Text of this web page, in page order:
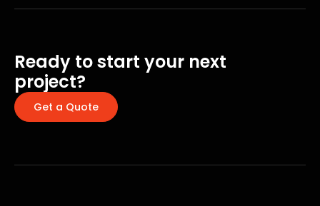
Ready to start your next
project?
Get a Quote